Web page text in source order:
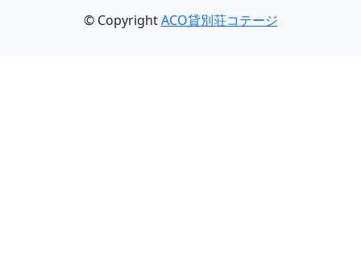
© CopyrightACO貸別荘コテージ